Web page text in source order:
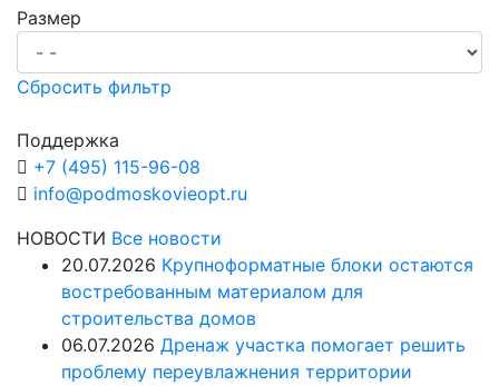
Размер
Сбросить фильтр
Поддержка
+7 (495) 115-96-08
info@podmoskovieopt.ru
НОВОСТИ Все новости
20.07.2026 Крупноформатные блоки остаются
востребованным материалом для
строительства домов
06.07.2026 Дренаж участка помогает решить
проблему переувлажнения территории